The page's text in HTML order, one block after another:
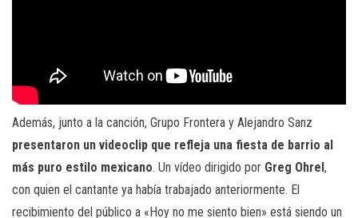
Además, junto a la canción, Grupo Frontera y Alejandro Sanz
presentaron un videoclip que refleja una fiesta de barrio al
más puro estilo mexicano. Un vídeo dirigido por Greg Ohrel,
con quien el cantante ya había trabajado anteriormente. El
recibimiento del público a «Hoy no me siento bien» está siendo un